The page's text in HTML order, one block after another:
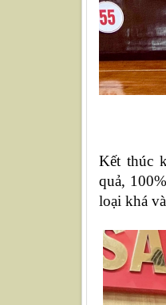
Kết thúc
quả, 100%
loại khá